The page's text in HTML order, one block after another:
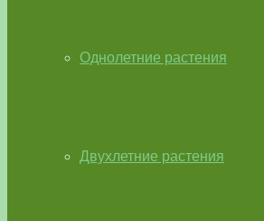
Однолетние растения
Двухлетние растения